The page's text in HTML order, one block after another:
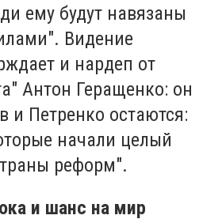
ему будут навязаны
Видение
и нардеп от
Антон Геращенко: он
и Петренко остаются:
начали целый
реформ".
и шанс на мир